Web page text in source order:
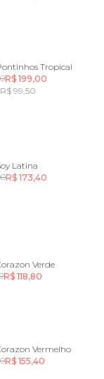
Tropical
R$ 199,00
99,50
Latina
R$ 173,40
Verde
R$ 118,80
Vermelho
R$ 155,40